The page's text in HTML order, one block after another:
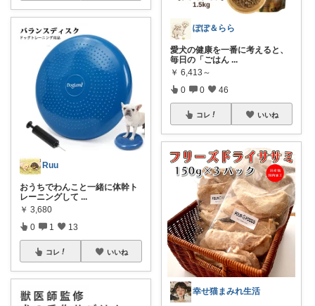
Ruu
おうちでわんこと一緒に体幹ト
レーニングして ...
￥ 3,680
0 1 13
コレ いいね
ぽぽ＆らら
愛犬の健康を一番に考えると、
毎日の「ごはん ...
￥ 6,413～
0 0 46
コレ いいね
幸せ猫まみれ生活